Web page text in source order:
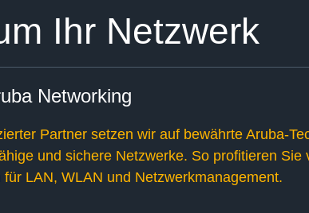
Ihr Netzwerk
Networking
Partner setzen wir auf bewährte Aruba-
und sichere Netzwerke. So profitieren Sie
für LAN, WLAN und Netzwerkmanagement.